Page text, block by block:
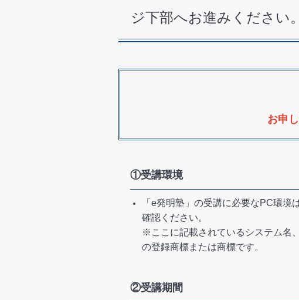
ジ下部へお進みください。
お申
①受講環境
「e発明塾」の受講に必要なPC環境
確認ください。
※ここに記載されているシステム名
の登録商標または商標です。
②受講期間